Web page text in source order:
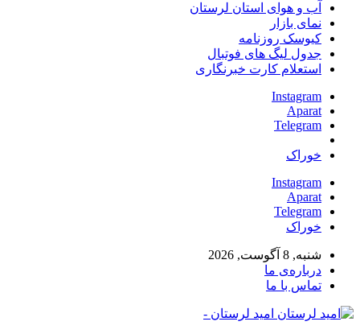
آب و هوای استان لرستان
نمای بازار
کیوسک روزنامه
جدول لیگ های فوتبال
استعلام کارت خبرنگاری
Instagram
Aparat
Telegram
خوراک
Instagram
Aparat
Telegram
خوراک
شنبه, 8 آگوست, 2026
درباره‌ی ما
تماس با ما
امید لرستان -